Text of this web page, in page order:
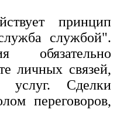
принцип
службой".
обязательно
личных связей,
услуг. Сделки
переговоров,